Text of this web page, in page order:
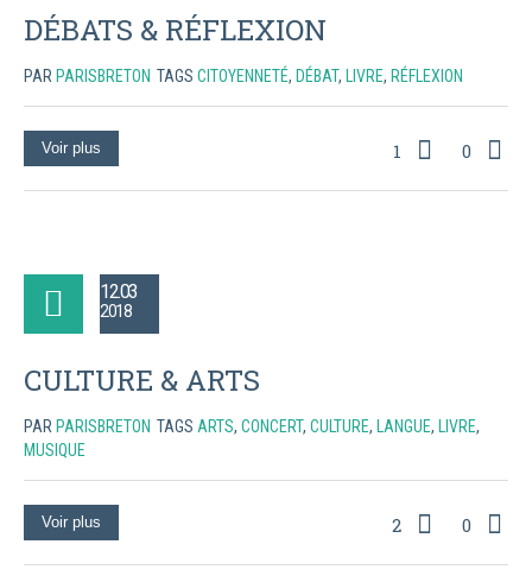
DÉBATS & RÉFLEXION
PAR PARISBRETON TAGS CITOYENNETÉ, DÉBAT, LIVRE, RÉFLEXION
1 0
Voir plus
12.03
2018
CULTURE & ARTS
PAR PARISBRETON TAGS ARTS, CONCERT, CULTURE, LANGUE, LIVRE,
MUSIQUE
2 0
Voir plus